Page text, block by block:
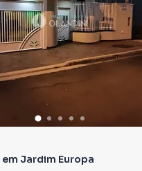
em Jardim Europa